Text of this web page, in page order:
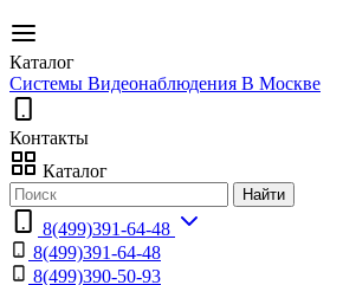
Каталог
Системы Видеонаблюдения В Москве
Контакты
Каталог
Найти
8(499)391-64-48
8(499)391-64-48
8(499)390-50-93